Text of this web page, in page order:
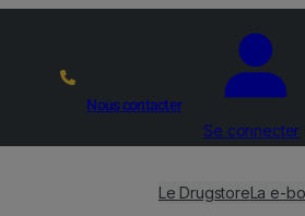
Nous contacter
Se connecter
Le DrugstoreLa e-